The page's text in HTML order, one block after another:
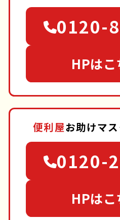
0120-
HPはこ
便利屋お助けマ
0120-
HPはこ